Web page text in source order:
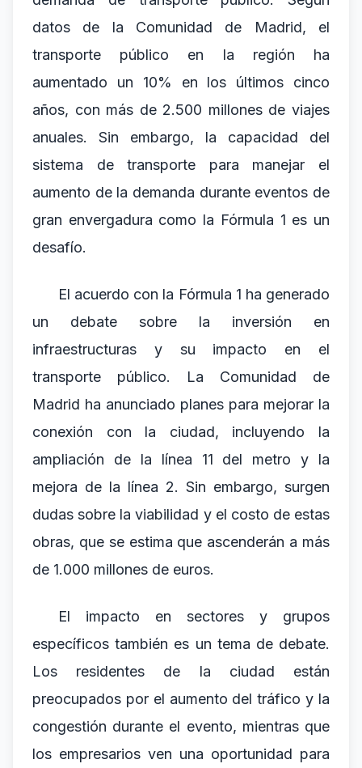
datos de la Comunidad de Madrid, el
transporte público en la región ha
aumentado un 10% en los últimos cinco
años, con más de 2.500 millones de viajes
anuales. Sin embargo, la capacidad del
sistema de transporte para manejar el
aumento de la demanda durante eventos de
gran envergadura como la Fórmula 1 es un
desafío.
El acuerdo con la Fórmula 1 ha generado
un debate sobre la inversión en
infraestructuras y su impacto en el
transporte público. La Comunidad de
Madrid ha anunciado planes para mejorar la
conexión con la ciudad, incluyendo la
ampliación de la línea 11 del metro y la
mejora de la línea 2. Sin embargo, surgen
dudas sobre la viabilidad y el costo de estas
obras, que se estima que ascenderán a más
de 1.000 millones de euros.
El impacto en sectores y grupos
específicos también es un tema de debate.
Los residentes de la ciudad están
preocupados por el aumento del tráfico y la
congestión durante el evento, mientras que
los empresarios ven una oportunidad para